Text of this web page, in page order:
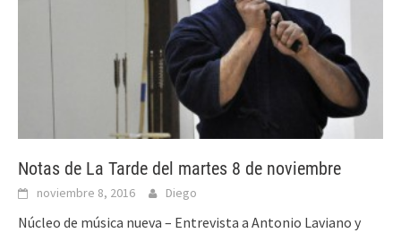
Notas de La Tarde del martes 8 de noviembre
noviembre 8, 2016 Diego
Núcleo de música nueva – Entrevista a Antonio Laviano y